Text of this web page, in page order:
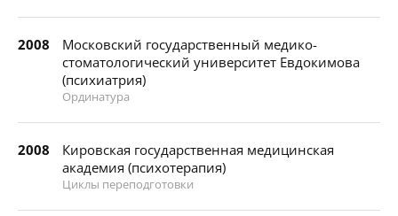
2008
Московский государственный медико-
стоматологический университет Евдокимова
(психиатрия)
Ординатура
2008
Кировская государственная медицинская
академия (психотерапия)
Циклы переподготовки